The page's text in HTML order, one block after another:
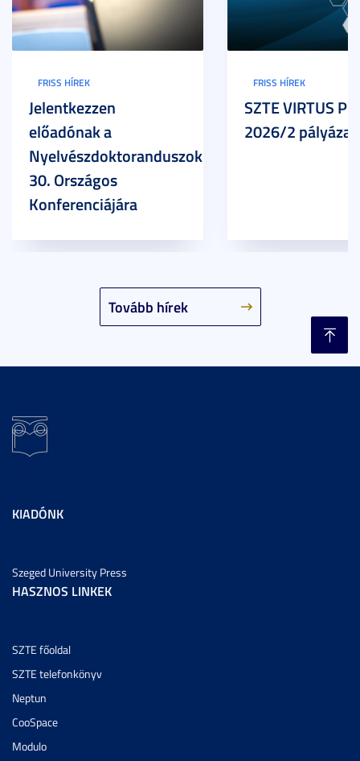
Tovább hírek
FRISS HÍREK
Jelentkezzen
előadónak a
Nyelvészdoktoranduszok
30. Országos
Konferenciájára
FRISS HÍREK
SZTE VIRTUS
2026/2
KIADÓNK
Szeged University Press
HASZNOS LINKEK
SZTE főoldal
SZTE telefonkönyv
Neptun
CooSpace
Modulo